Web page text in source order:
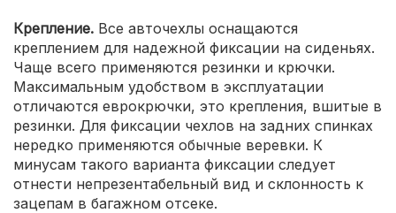
Крепление. Все авточехлы оснащаются
креплением для надежной фиксации на сиденьях.
Чаще всего применяются резинки и крючки.
Максимальным удобством в эксплуатации
отличаются еврокрючки, это крепления, вшитые в
резинки. Для фиксации чехлов на задних спинках
нередко применяются обычные веревки. К
минусам такого варианта фиксации следует
отнести непрезентабельный вид и склонность к
зацепам в багажном отсеке.